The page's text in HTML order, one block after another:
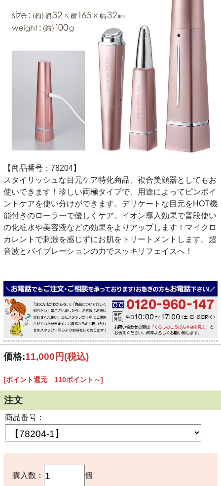
【商品番号：78204】
スタイリッシュな目元ケア特化商品、複合美顔器としてもお
使いできます！珍しい両極タイプで、用途によってピンポイ
ントケアを使い分けができます。デリケートな目元をHOT機
能付きのローラーで優しくケア。イオン導入効果で普段使い
の化粧水や美容液などの効果をよりアップします！マイクロ
カレントで刺激を感じずにお肌をトリートメントします。超
音波とバイブレーションの力でスッキリフェイスへ！
価格:11,000円(税込)
[ポイント還元 110ポイント～]
注文
商品番号：
購入数： 個